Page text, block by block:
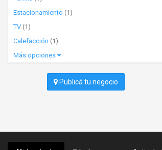
Estacionamiento (1)
TV (1)
Calefacción (1)
Más opciones
Publicá tu negocio